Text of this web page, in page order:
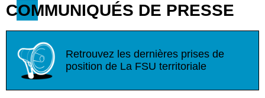
COMMUNIQUÉS DE PRESSE
Retrouvez les dernières prises de
position de La FSU territoriale